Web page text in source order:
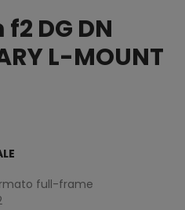
DG DN
L-MOUNT
full-frame